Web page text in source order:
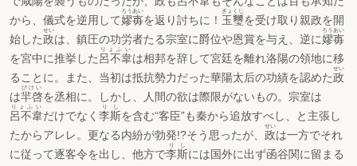
から、儀式を逆用して嫪毐
ろうあい
を返り討ちに！ 玉璽
ぎょくじ
を受け取り親政を開
始した政
せい
は、鎮圧の功労者たる宗室に爵位や恩賞を与え、逆に嫪毐
ろうあい
を宮中に推挙した呂不韋
りょふい
は相邦を辞して宮廷を離れ洛陽の領地に移
ることに。また、当初は抵抗勢力だった華陽太后の功績を認めた政
せい
は羋啓
びけい
を丞相に。しかし、人間の欲は際限がないもの。宗室は
呂不韋
りょふい
だけでなく 李斯
りし
を含む“客臣”も秦から追放すべし、と主張し
たからアレレ。更なる内紛が勃発!?そう思ったが、 政
せい
は一方でそれ
に従って逐客令を出し、他方で李斯
りし
には国外に出ず函谷関に留まる